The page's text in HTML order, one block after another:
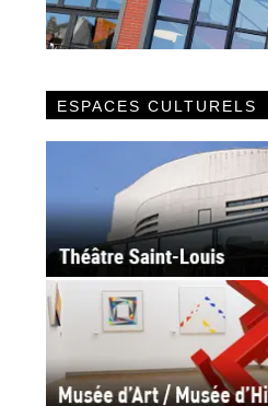
ESPACES CULTURELS